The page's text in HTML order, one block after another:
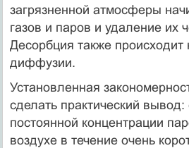
загрязненной атмосферы
газов и паров и удаление их
Десорбция также происходит
диффузии.
Установленная
сделать практический вывод:
постоянной концентрации
воздухе в течение очень